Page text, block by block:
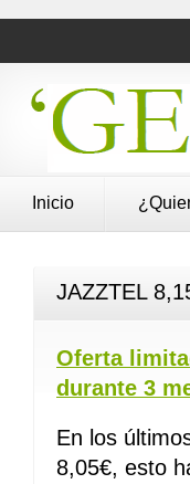
Inicio
JAZZTEL
Oferta
durante 3
En los
8,05€, esto